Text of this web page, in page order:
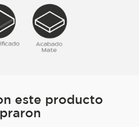
este producto